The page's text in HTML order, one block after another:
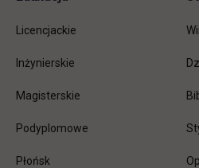
Licencjackie
Inżynierskie
Magisterskie
Podyplomowe
Płońsk